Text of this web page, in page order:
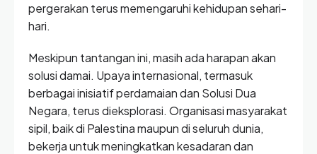
pergerakan terus memengaruhi kehidupan sehari-
hari.
Meskipun tantangan ini, masih ada harapan akan
solusi damai. Upaya internasional, termasuk
berbagai inisiatif perdamaian dan Solusi Dua
Negara, terus dieksplorasi. Organisasi masyarakat
sipil, baik di Palestina maupun di seluruh dunia,
bekerja untuk meningkatkan kesadaran dan